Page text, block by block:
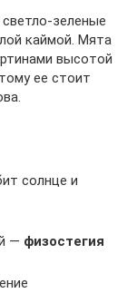
зеленые
каймой. Мята
высотой
ее стоит
солнце и
— физостегия